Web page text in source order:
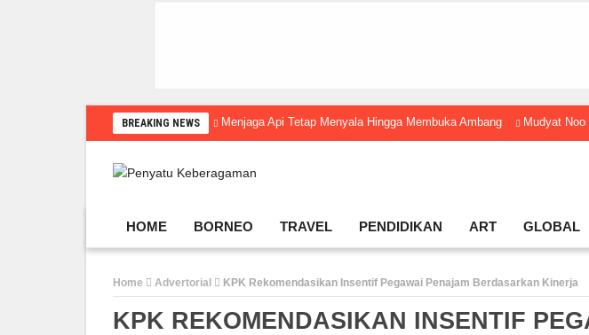
BREAKING NEWS Menjaga Api Tetap Menyala Hingga Membuka Ambang Mudyat
HOME BORNEO TRAVEL PENDIDIKAN ART GLOBAL
Home Advertorial KPK Rekomendasikan Insentif Pegawai Penajam Berdasarkan Kinerja
KPK REKOMENDASIKAN INSENTIF